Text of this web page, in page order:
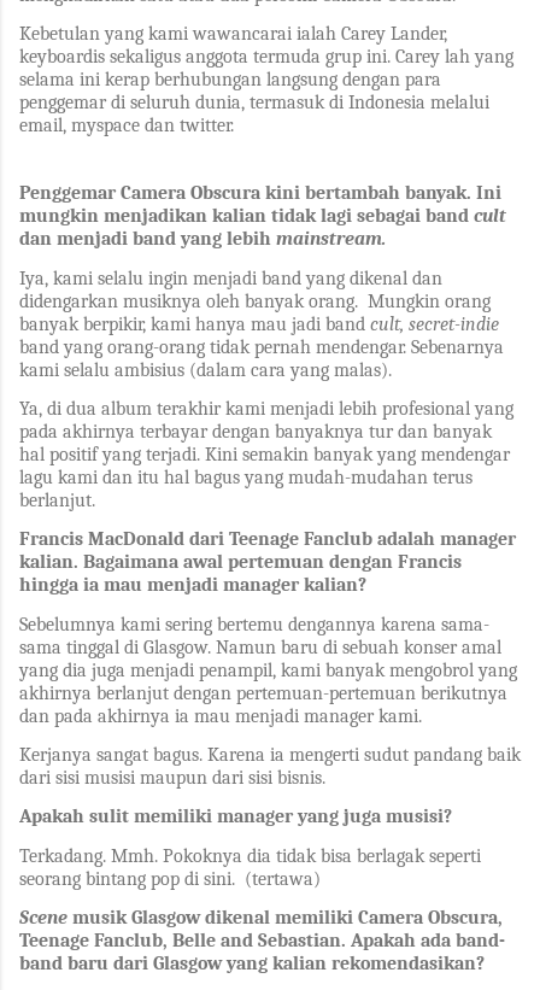
Kebetulan yang kami wawancarai ialah Carey Lander,
keyboardis sekaligus anggota termuda grup ini. Carey lah yang
selama ini kerap berhubungan langsung dengan para
penggemar di seluruh dunia, termasuk di Indonesia melalui
email, myspace dan twitter.
Penggemar Camera Obscura kini bertambah banyak. Ini
mungkin menjadikan kalian tidak lagi sebagai band cult
dan menjadi band yang lebih mainstream.
Iya, kami selalu ingin menjadi band yang dikenal dan
didengarkan musiknya oleh banyak orang. Mungkin orang
banyak berpikir, kami hanya mau jadi band cult, secret-indie
band yang orang-orang tidak pernah mendengar. Sebenarnya
kami selalu ambisius (dalam cara yang malas).
Ya, di dua album terakhir kami menjadi lebih profesional yang
pada akhirnya terbayar dengan banyaknya tur dan banyak
hal positif yang terjadi. Kini semakin banyak yang mendengar
lagu kami dan itu hal bagus yang mudah-mudahan terus
berlanjut.
Francis MacDonald dari Teenage Fanclub adalah manager
kalian. Bagaimana awal pertemuan dengan Francis
hingga ia mau menjadi manager kalian?
Sebelumnya kami sering bertemu dengannya karena sama-
sama tinggal di Glasgow. Namun baru di sebuah konser amal
yang dia juga menjadi penampil, kami banyak mengobrol yang
akhirnya berlanjut dengan pertemuan-pertemuan berikutnya
dan pada akhirnya ia mau menjadi manager kami.
Kerjanya sangat bagus. Karena ia mengerti sudut pandang baik
dari sisi musisi maupun dari sisi bisnis.
Apakah sulit memiliki manager yang juga musisi?
Terkadang. Mmh. Pokoknya dia tidak bisa berlagak seperti
seorang bintang pop di sini. (tertawa)
Scene musik Glasgow dikenal memiliki Camera Obscura,
Teenage Fanclub, Belle and Sebastian. Apakah ada band-
band baru dari Glasgow yang kalian rekomendasikan?